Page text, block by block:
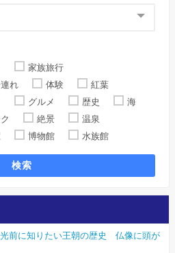
家族旅行
れ 体験
紅葉
グルメ 歴史
海
絶景
温泉
博物館 水族館
検索
前に知りたい王朝の歴史 仏像に頭が